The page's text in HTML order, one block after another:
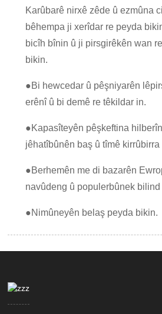
Karûbarê nirxê zêde û ezmûna
bêhempa ji xerîdar re peyda
bicîh bînin û ji pirsgirêkên wan
bikin.
●Bi hewcedar û pêşniyarên
erênî û bi demê re têkildar in.
●Kapasîteyên pêşkeftina
jêhatîbûnên baş û tîmê kirrûbirra
●Berhemên me di bazarên
navûdeng û populerbûnek bilind
●Nimûneyên belaş peyda bikin.